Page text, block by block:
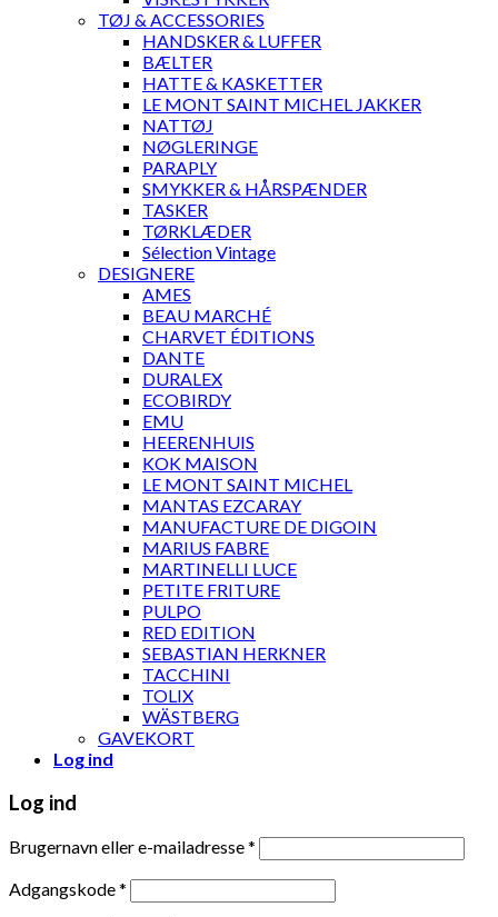
TØJ & ACCESSORIES
HANDSKER & LUFFER
BÆLTER
HATTE & KASKETTER
LE MONT SAINT MICHEL JAKKER
NATTØJ
NØGLERINGE
PARAPLY
SMYKKER & HÅRSPÆNDER
TASKER
TØRKLÆDER
Sélection Vintage
DESIGNERE
AMES
BEAU MARCHÉ
CHARVET ÉDITIONS
DANTE
DURALEX
ECOBIRDY
EMU
HEERENHUIS
KOK MAISON
LE MONT SAINT MICHEL
MANTAS EZCARAY
MANUFACTURE DE DIGOIN
MARIUS FABRE
MARTINELLI LUCE
PETITE FRITURE
PULPO
RED EDITION
SEBASTIAN HERKNER
TACCHINI
TOLIX
WÄSTBERG
GAVEKORT
Log ind
Log ind
Brugernavn eller e-mailadresse*
Adgangskode*